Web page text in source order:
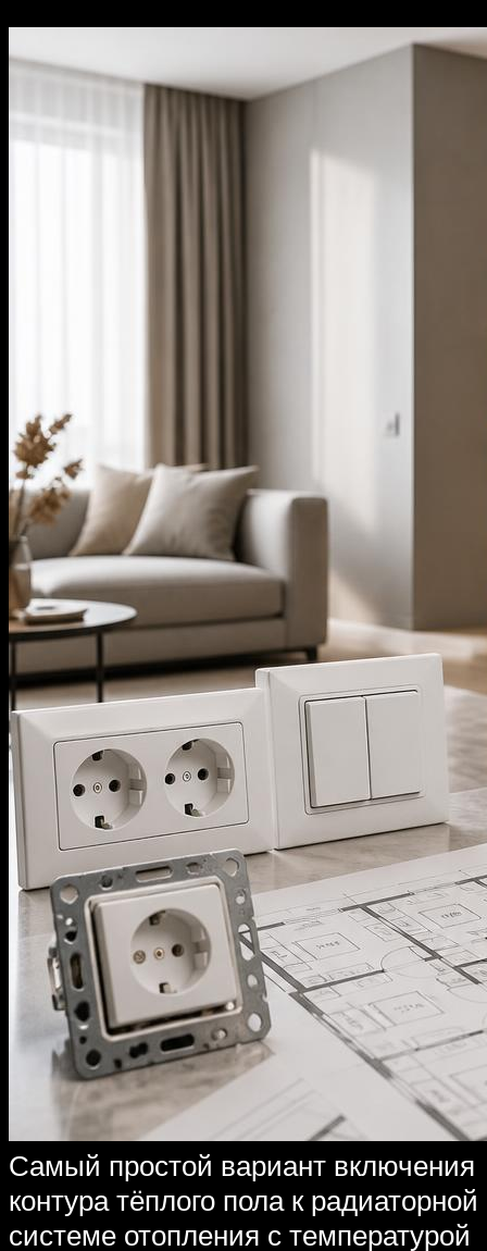
Самый простой вариант включения
контура тёплого пола к радиаторной
системе отопления с температурой